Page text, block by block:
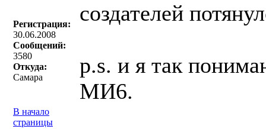
Регистрация:
30.06.2008
Сообщений:
3580
Откуда:
Самара
создателей
p.s. и я так
МИ6.
В начало
страницы